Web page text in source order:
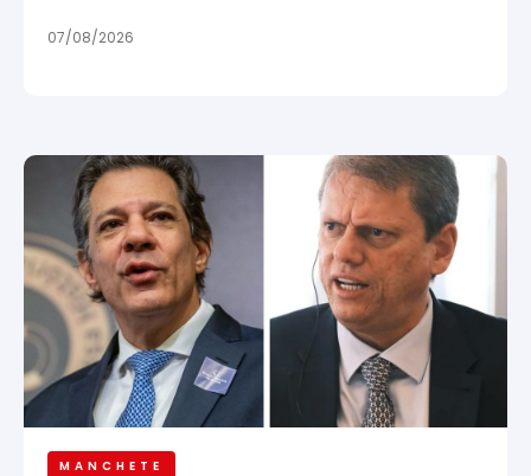
07/08/2026
MANCHETE